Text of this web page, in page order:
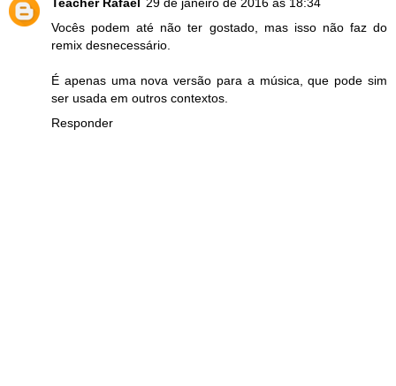
Vocês podem até não ter gostado, mas isso não faz do
remix desnecessário.
É apenas uma nova versão para a música, que pode sim
ser usada em outros contextos.
Responder